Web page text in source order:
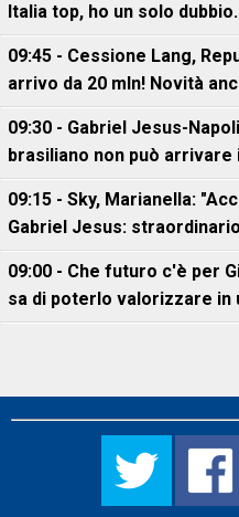
Italia top, ho un solo
09:45 - Cessione Lang,
arrivo da 20 mln! Novità
09:30 - Gabriel Jesus-
brasiliano non può
09:15 - Sky, Marianella:
Gabriel Jesus:
09:00 - Che futuro c'è per
sa di poterlo valorizzare in